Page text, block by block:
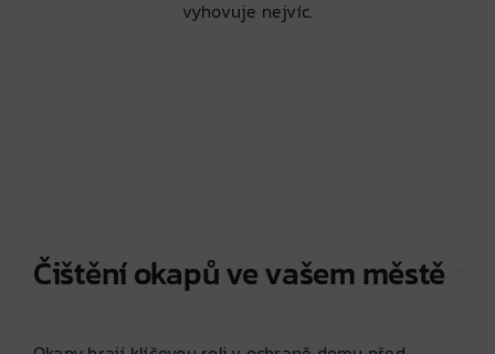
vyhovuje nejvíc.
Čištění okapů ve vašem městě